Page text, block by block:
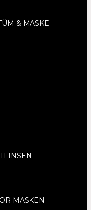
& MASKE
MASKEN